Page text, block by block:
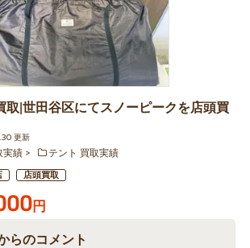
取|世田谷区にてスノーピークを店頭買
更新
実績
テント 買取実績
店頭買取
円
らのコメント